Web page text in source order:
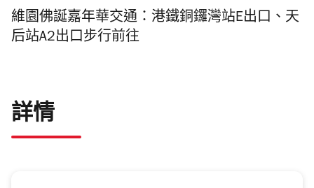
維園佛誕嘉年華交通：港鐵銅鑼灣站E出口、天
后站A2出口步行前往
詳情